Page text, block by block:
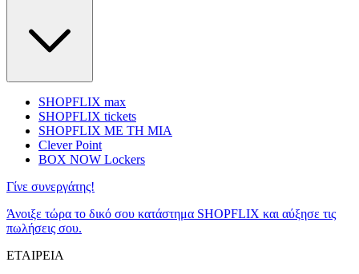
SHOPFLIX max
SHOPFLIX tickets
SHOPFLIX ΜΕ ΤΗ ΜΙΑ
Clever Point
BOX NOW Lockers
Γίνε συνεργάτης!
Άνοιξε τώρα το δικό σου κατάστημα SHOPFLIX και αύξησε τις
πωλήσεις σου.
ΕΤΑΙΡΕΙΑ